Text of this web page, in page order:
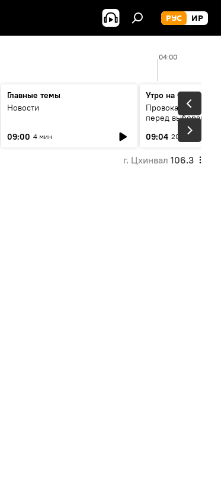
РУС ИР
04:00
Главные темы
Новости
09:00 4 мин
Утро на Спутнике
Провокации со
перед выборами в
09:04 20 мин
г. Цхинвал 106.3